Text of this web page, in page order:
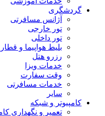
گردشگری
آژانس مسافرتی
تور خارجی
تور داخلی
بلیط هواپیما و قطار
رزرو هتل
خدمات ویزا
وقت سفارت
خدمات مسافرتی
سایر
کامپیوتر و شبکه
تعمیر و نگهداری